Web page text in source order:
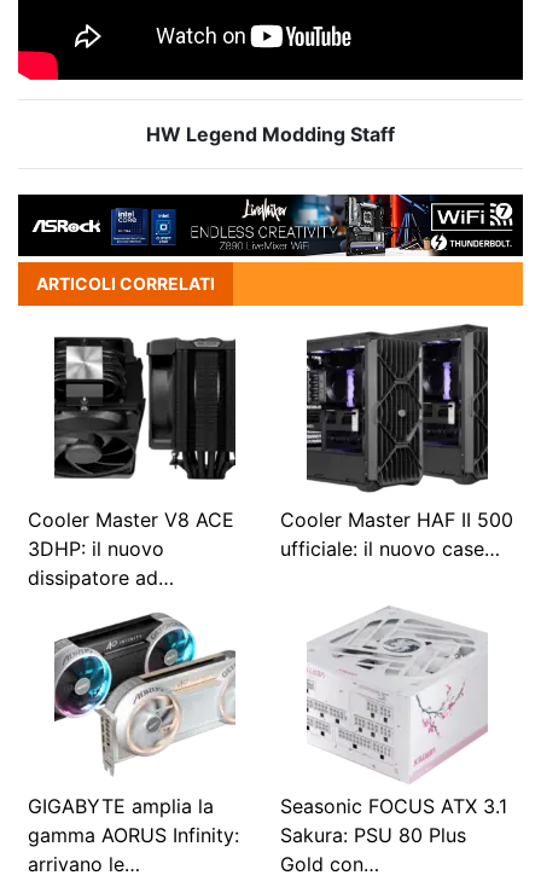
HW Legend Modding Staff
ARTICOLI CORRELATI
Cooler Master V8 ACE
3DHP: il nuovo
dissipatore ad…
Cooler Master HAF II 500
ufficiale: il nuovo case…
GIGABYTE amplia la
gamma AORUS Infinity:
arrivano le…
Seasonic FOCUS ATX 3.1
Sakura: PSU 80 Plus
Gold con…